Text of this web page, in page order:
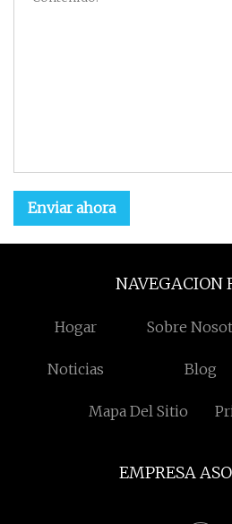
Enviar ahora
NAVEGACION
Hogar Sobre
Noticias Blog
Mapa Del Sitio
EMPRESA